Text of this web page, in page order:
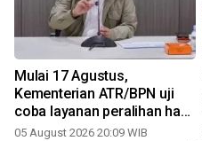
Mulai 17 Agustus,
Kementerian ATR/BPN uji
coba layanan peralihan hak
10 hari di 15 kantah
05 August 2026 20:09 WIB